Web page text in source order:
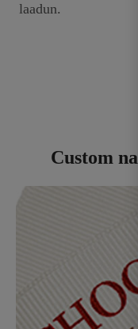
laadun.
Custom